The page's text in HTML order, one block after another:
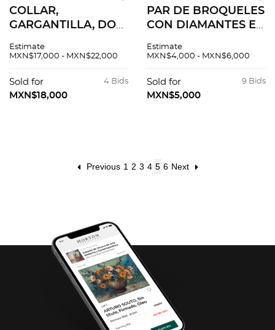
COLLAR,
GARGANTILLA, DOS
AMARILLO DE 14K Y
g
Estimate
MXN$17,000 - MXN$22,000
4 Bids
Sold for
MXN$18,000
PAR DE BROQUELES
CON DIAMANTES EN
Diamantes corte
Peso: 0.6 g
Estimate
MXN$4,000 - MXN$6,000
9 Bids
Sold for
MXN$5,000
Previous 1 2 3 4 5 6 Next